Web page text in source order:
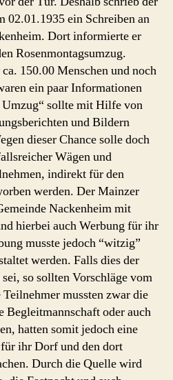
02.01.1935 ein Schreiben an
Dort informierte er
Rosenmontagsumzug.
150.00 Menschen und noch
ein paar Informationen
sollte mit Hilfe von
und Bildern
dieser Chance solle doch
Wägen und
indirekt für den
werden. Der Mainzer
Nackenheim mit
hierbei auch Werbung für ihr
musste jedoch “witzig”
werden. Falls dies der
so sollten Vorschläge vom
mussten zwar die
oder auch
hatten somit jedoch eine
ihr Dorf und den dort
Durch die Quelle wird